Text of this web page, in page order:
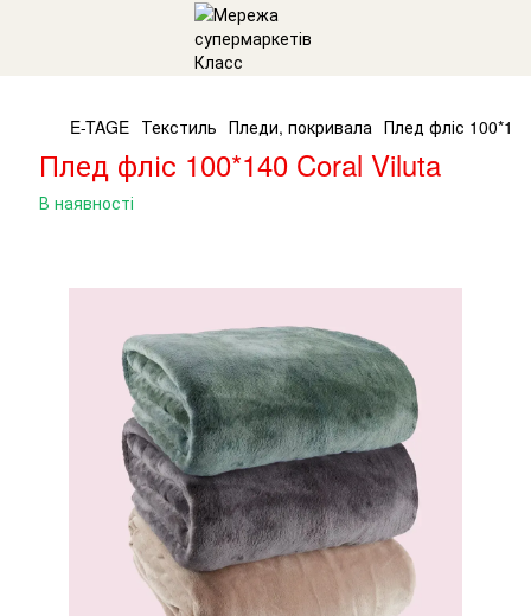
E-TAGE Текстиль Пледи, покривала Плед фліс
Плед фліс 100*140 Coral Viluta
В наявності